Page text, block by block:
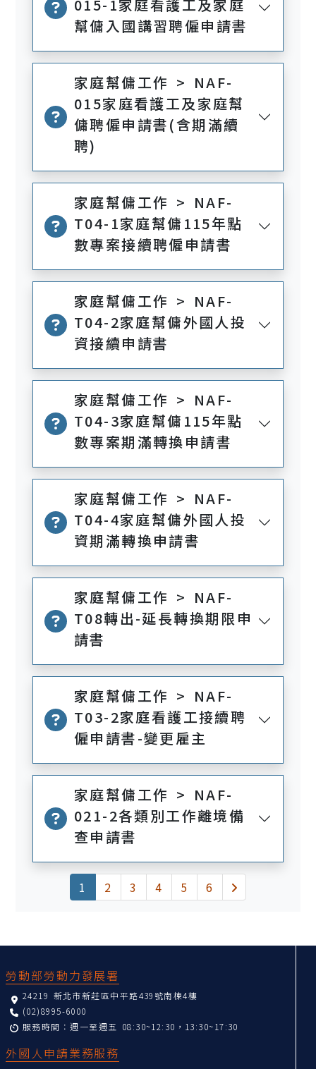
015-1家庭看護工及家庭
幫傭入國講習聘僱申請書
家庭幫傭工作 > NAF-
015家庭看護工及家庭幫
傭聘僱申請書(含期滿續
聘)
家庭幫傭工作 > NAF-
T04-1家庭幫傭115年點
數專案接續聘僱申請書
家庭幫傭工作 > NAF-
T04-2家庭幫傭外國人投
資接續申請書
家庭幫傭工作 > NAF-
T04-3家庭幫傭115年點
數專案期滿轉換申請書
家庭幫傭工作 > NAF-
T04-4家庭幫傭外國人投
資期滿轉換申請書
家庭幫傭工作 > NAF-
T08轉出-延長轉換期限申
請書
家庭幫傭工作 > NAF-
T03-2家庭看護工接續聘
僱申請書-變更雇主
家庭幫傭工作 > NAF-
021-2各類別工作離境備
查申請書
1 (current)
2 3 4 5 6 下一頁
勞動部勞動力發展署
24219 新北市新莊區中平路439號南棟4樓
(02)8995-6000
服務時間：週一至週五 08:30~12:30，13:30~17:30
外國人申請業務服務